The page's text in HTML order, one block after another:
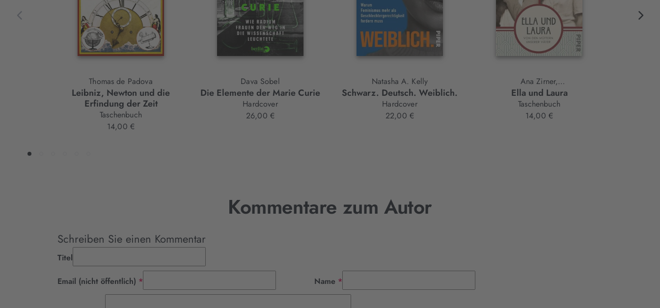
Thomas de Padova
Leibniz, Newton und die
Erfindung der Zeit
Taschenbuch
14,00 €
Dava Sobel
Die Elemente der Marie Curie
Hardcover
26,00 €
Natasha A. Kelly
Schwarz. Deutsch. Weiblich.
Hardcover
22,00 €
Ana Zirner,
August Zirner
Ella und Laura
Taschenbuch
14,00 €
Kommentare zum Autor
Schreiben Sie einen Kommentar
Titel
Email (nicht öffentlich) * Name *Pflichtfeld